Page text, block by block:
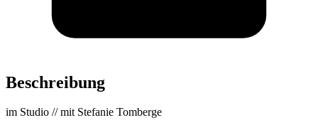
Beschreibung
im Studio // mit Stefanie Tomberge